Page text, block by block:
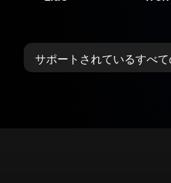
サポートされているすべ